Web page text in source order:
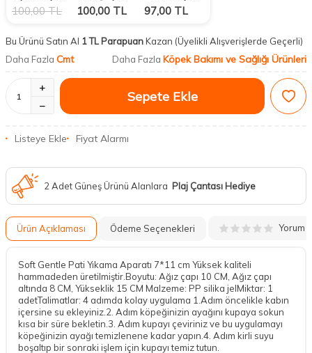
100,00TL 100,00 TL 97,00 TL
Bu Ürünü Satın Al 1 TL ParapuanKazan (Üyelikli Alışverişlerde Geçerli)
Daha Fazla Cmt Daha Fazla Köpek Bakımı ve Sağlığı Ürünleri
Sepete Ekle
Listeye Ekle Fiyat Alarmı
2 Adet Güneş Ürünü Alanlara Plaj Çantası Hediye
Ürün Açıklaması Ödeme Seçenekleri Yorum
Soft Gentle Pati Yıkama Aparatı 7*11 cm Yüksek kaliteli
hammadeden üretilmiştir.Boyutu: Ağız çapı 10 CM, Ağız çapı
altında 8 CM, Yükseklik 15 CM Malzeme: PP silika jelMiktar: 1
adetTalimatlar: 4 adımda kolay uygulama 1.Adım öncelikle kabın
içersine su ekleyiniz.2. Adım köpeğinizin ayağını kupaya sokun
kısa bir süre bekletin.3. Adım kupayı çeviriniz ve bu uygulamayı
köpeğinizin ayağı temizlenene kadar yapın.4. Adım kirli suyu
boşaltıp bir sonraki işlem için kupayı temiz tutun.